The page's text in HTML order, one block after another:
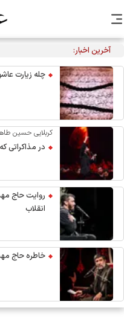
آخرین اخبار: مراسم عزاداری
رهبر انقلاب
چله زیارت عاشورا با
کربلایی حسین
در مذاکراتی که
روایت حاج
انقلاب
خاطره حاج